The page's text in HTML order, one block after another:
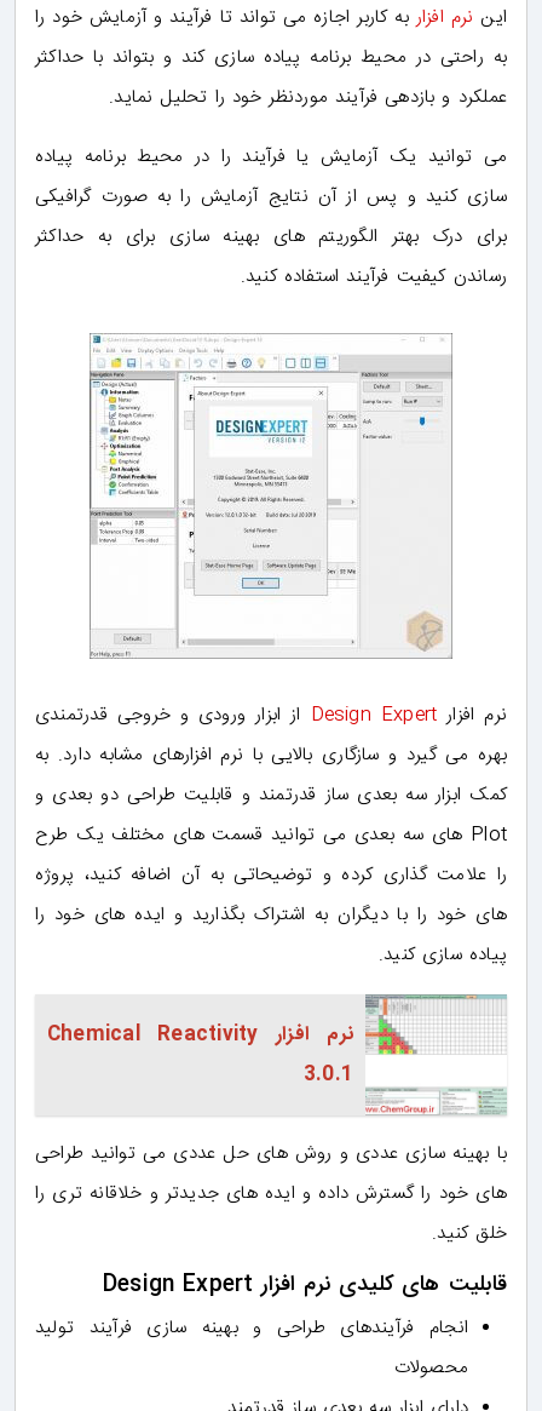
این نرم افزار به کاربر اجازه می تواند تا فرآیند و آزمایش خود را
به راحتی در محیط برنامه پیاده سازی کند و بتواند با حداکثر
عملکرد و بازدهی فرآیند موردنظر خود را تحلیل نماید.
می توانید یک آزمایش یا فرآیند را در محیط برنامه پیاده
سازی کنید و پس از آن نتایج آزمایش را به صورت گرافیکی
برای درک بهتر الگوریتم های بهینه سازی برای به حداکثر
رساندن کیفیت فرآیند استفاده کنید.
نرم افزار Design Expert از ابزار ورودی و خروجی قدرتمندی
بهره می گیرد و سازگاری بالایی با نرم افزارهای مشابه دارد. به
کمک ابزار سه بعدی ساز قدرتمند و قابلیت طراحی دو بعدی و
Plot های سه بعدی می توانید قسمت های مختلف یک طرح
را علامت گذاری کرده و توضیحاتی به آن اضافه کنید، پروژه
های خود را با دیگران به اشتراک بگذارید و ایده های خود را
پیاده سازی کنید.
نرم افزار Chemical Reactivity
3.0.1
با بهینه سازی عددی و روش های حل عددی می توانید طراحی
های خود را گسترش داده و ایده های جدیدتر و خلاقانه تری را
خلق کنید.
قابلیت های کلیدی نرم افزار Design Expert
انجام فرآیندهای طراحی و بهینه سازی فرآیند تولید
محصولات